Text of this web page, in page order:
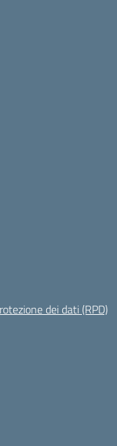
dei dati (RPD)